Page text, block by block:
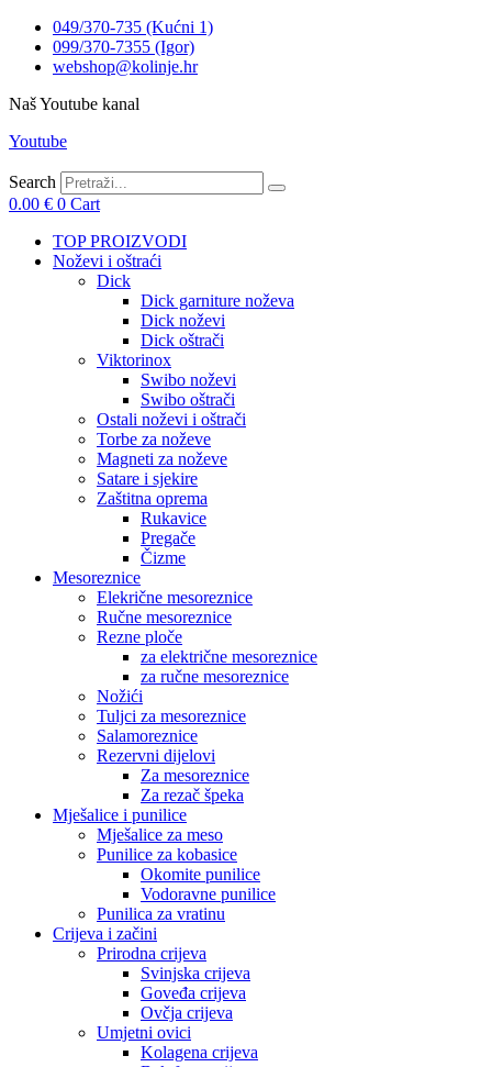
049/370-735 (Kućni 1)
099/370-7355 (Igor)
webshop@kolinje.hr
Naš Youtube kanal
Youtube
Search
0.00 € 0 Cart
TOP PROIZVODI
Noževi i oštraći
Dick
Dick garniture noževa
Dick noževi
Dick oštrači
Viktorinox
Swibo noževi
Swibo oštrači
Ostali noževi i oštrači
Torbe za noževe
Magneti za noževe
Satare i sjekire
Zaštitna oprema
Rukavice
Pregače
Čizme
Mesoreznice
Elekrične mesoreznice
Ručne mesoreznice
Rezne ploče
za električne mesoreznice
za ručne mesoreznice
Nožići
Tuljci za mesoreznice
Salamoreznice
Rezervni dijelovi
Za mesoreznice
Za rezač špeka
Mješalice i punilice
Mješalice za meso
Punilice za kobasice
Okomite punilice
Vodoravne punilice
Punilica za vratinu
Crijeva i začini
Prirodna crijeva
Svinjska crijeva
Goveđa crijeva
Ovčja crijeva
Umjetni ovici
Kolagena crijeva